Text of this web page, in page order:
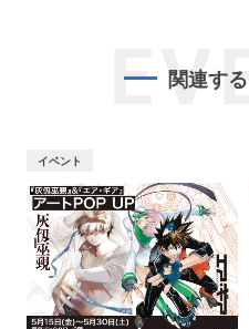
関連す
イベント